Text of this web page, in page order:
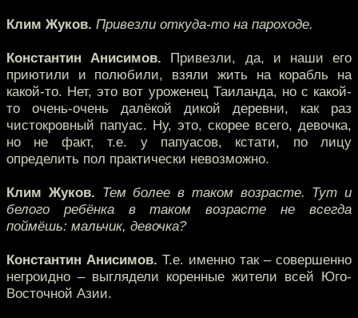
Клим Жуков. Привезли откуда-то на пароходе.
Константин Анисимов. Привезли, да, и наши его
приютили и полюбили, взяли жить на корабль на
какой-то. Нет, это вот уроженец Таиланда, но с какой-
то очень-очень далёкой дикой деревни, как раз
чистокровный папуас. Ну, это, скорее всего, девочка,
но не факт, т.е. у папуасов, кстати, по лицу
определить пол практически невозможно.
Клим Жуков. Тем более в таком возрасте. Тут и
белого ребёнка в таком возрасте не всегда
поймёшь: мальчик, девочка?
Константин Анисимов. Т.е. именно так – совершенно
негроидно – выглядели коренные жители всей Юго-
Восточной Азии.